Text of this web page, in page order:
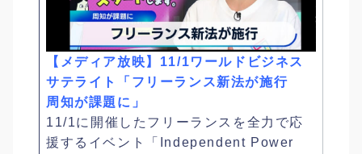
【メディア放映】11/1ワールドビジネス
サテライト「フリーランス新法が施行
周知が課題に」
11/1に開催したフリーランスを全力で応
援するイベント「Independent Power